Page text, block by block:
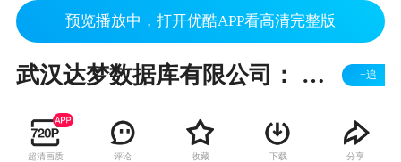
预览播放中，打开优酷APP看高清完整版
武汉达梦数据库有限公司： 争世界一流 促智慧城市建设 +追
超清画质 评论 收藏 下载 分享